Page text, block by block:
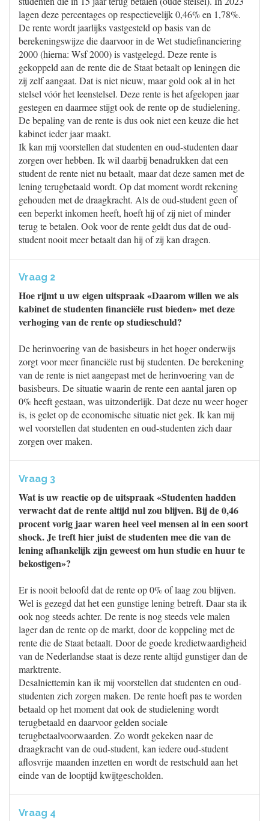
lagen deze percentages op respectievelijk 0,46% en 1,78%.
De rente wordt jaarlijks vastgesteld op basis van de
berekeningswijze die daarvoor in de Wet studiefinanciering
2000 (hierna: Wsf 2000) is vastgelegd. Deze rente is
gekoppeld aan de rente die de Staat betaalt op leningen die
zij zelf aangaat. Dat is niet nieuw, maar gold ook al in het
stelsel vóór het leenstelsel. Deze rente is het afgelopen jaar
gestegen en daarmee stijgt ook de rente op de studielening.
De bepaling van de rente is dus ook niet een keuze die het
kabinet ieder jaar maakt.
Ik kan mij voorstellen dat studenten en oud-studenten daar
zorgen over hebben. Ik wil daarbij benadrukken dat een
student de rente niet nu betaalt, maar dat deze samen met de
lening terugbetaald wordt. Op dat moment wordt rekening
gehouden met de draagkracht. Als de oud-student geen of
een beperkt inkomen heeft, hoeft hij of zij niet of minder
terug te betalen. Ook voor de rente geldt dus dat de oud-
student nooit meer betaalt dan hij of zij kan dragen.
Vraag 2
Hoe rijmt u uw eigen uitspraak «Daarom willen we als
kabinet de studenten financiële rust bieden» met deze
verhoging van de rente op studieschuld?
De herinvoering van de basisbeurs in het hoger onderwijs
zorgt voor meer financiële rust bij studenten. De berekening
van de rente is niet aangepast met de herinvoering van de
basisbeurs. De situatie waarin de rente een aantal jaren op
0% heeft gestaan, was uitzonderlijk. Dat deze nu weer hoger
is, is gelet op de economische situatie niet gek. Ik kan mij
wel voorstellen dat studenten en oud-studenten zich daar
zorgen over maken.
Vraag 3
Wat is uw reactie op de uitspraak «Studenten hadden
verwacht dat de rente altijd nul zou blijven. Bij de 0,46
procent vorig jaar waren heel veel mensen al in een soort
shock. Je treft hier juist de studenten mee die van de
lening afhankelijk zijn geweest om hun studie en huur te
bekostigen»?
Er is nooit beloofd dat de rente op 0% of laag zou blijven.
Wel is gezegd dat het een gunstige lening betreft. Daar sta ik
ook nog steeds achter. De rente is nog steeds vele malen
lager dan de rente op de markt, door de koppeling met de
rente die de Staat betaalt. Door de goede kredietwaardigheid
van de Nederlandse staat is deze rente altijd gunstiger dan de
marktrente.
Desalniettemin kan ik mij voorstellen dat studenten en oud-
studenten zich zorgen maken. De rente hoeft pas te worden
betaald op het moment dat ook de studielening wordt
terugbetaald en daarvoor gelden sociale
terugbetaalvoorwaarden. Zo wordt gekeken naar de
draagkracht van de oud-student, kan iedere oud-student
aflosvrije maanden inzetten en wordt de restschuld aan het
einde van de looptijd kwijtgescholden.
Vraag 4